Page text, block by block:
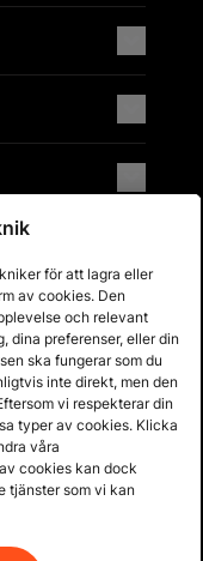
för att lagra eller
av cookies. Den
och relevant
dina preferenser, eller din
ska fungerar som du
inte direkt, men den
vi respekterar din
typer av cookies. Klicka
våra
cookies kan dock
tjänster som vi kan